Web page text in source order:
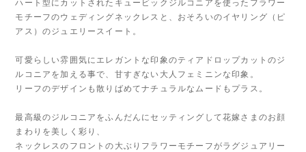
ハート型にカットされたキュービックジルコニアを使ったフラワー
モチーフのウェディングネックレスと、おそろいのイヤリング（ピ
アス）のジュエリースイート。
可愛らしい雰囲気にエレガントな印象のティアドロップカットのジ
ルコニアを加える事で、甘すぎない大人フェミニンな印象。
リーフのデザインも散りばめてナチュラルなムードもプラス。
最高級のジルコニアをふんだんにセッティングして花嫁さまのお顔
まわりを美しく彩り、
ネックレスのフロントの大ぶりフラワーモチーフがラグジュアリー